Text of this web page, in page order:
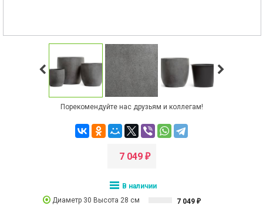
Порекомендуйте нас друзьям и коллегам!
7 049 ₽
В наличии
Диаметр 30 Высота 28 см
7 049 ₽